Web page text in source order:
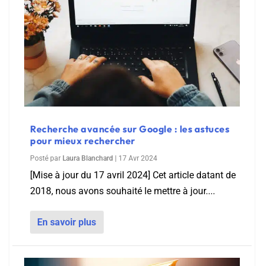
Recherche avancée sur Google : les astuces
pour mieux rechercher
Posté par Laura Blanchard 17 Avr 2024
[Mise à jour du 17 avril 2024] Cet article datant de
2018, nous avons souhaité le mettre à jour....
En savoir plus